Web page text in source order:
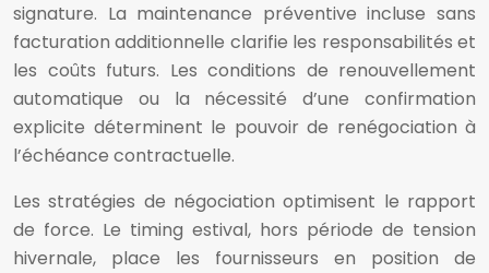
signature. La maintenance préventive incluse sans
facturation additionnelle clarifie les responsabilités et
les coûts futurs. Les conditions de renouvellement
automatique ou la nécessité d’une confirmation
explicite déterminent le pouvoir de renégociation à
l’échéance contractuelle.
Les stratégies de négociation optimisent le rapport
de force. Le timing estival, hors période de tension
hivernale, place les fournisseurs en position de